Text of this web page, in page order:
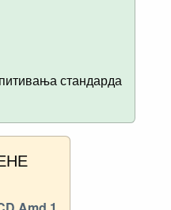
стандарда